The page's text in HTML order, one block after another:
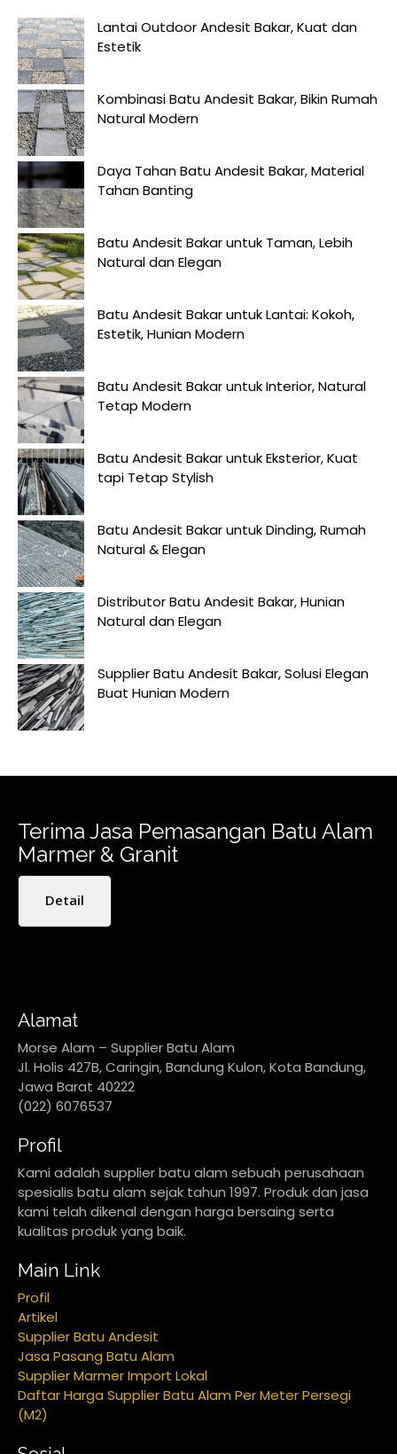
Lantai Outdoor Andesit Bakar, Kuat dan
Estetik
Kombinasi Batu Andesit Bakar, Bikin Rumah
Natural Modern
Daya Tahan Batu Andesit Bakar, Material
Tahan Banting
Batu Andesit Bakar untuk Taman, Lebih
Natural dan Elegan
Batu Andesit Bakar untuk Lantai: Kokoh,
Estetik, Hunian Modern
Batu Andesit Bakar untuk Interior, Natural
Tetap Modern
Batu Andesit Bakar untuk Eksterior, Kuat
tapi Tetap Stylish
Batu Andesit Bakar untuk Dinding, Rumah
Natural & Elegan
Distributor Batu Andesit Bakar, Hunian
Natural dan Elegan
Supplier Batu Andesit Bakar, Solusi Elegan
Buat Hunian Modern
Terima Jasa Pemasangan Batu Alam
Marmer & Granit
Detail
Alamat
Morse Alam – Supplier Batu Alam
Jl. Holis 427B, Caringin, Bandung Kulon, Kota Bandung,
Jawa Barat 40222
(022) 6076537
Profil
Kami adalah supplier batu alam sebuah perusahaan
spesialis batu alam sejak tahun 1997. Produk dan jasa
kami telah dikenal dengan harga bersaing serta
kualitas produk yang baik.
Main Link
Profil
Artikel
Supplier Batu Andesit
Jasa Pasang Batu Alam
Supplier Marmer Import Lokal
Daftar Harga Supplier Batu Alam Per Meter Persegi
(M2)